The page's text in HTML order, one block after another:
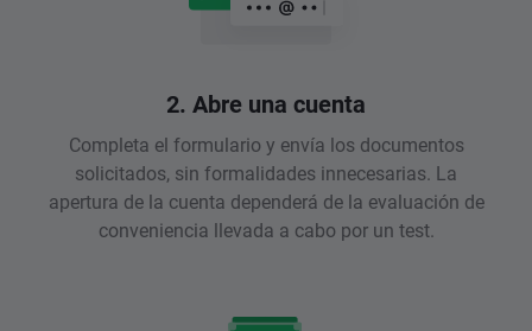
2. Abre una cuenta
Completa el formulario y envía los documentos
solicitados, sin formalidades innecesarias. La
apertura de la cuenta dependerá de la evaluación de
conveniencia llevada a cabo por un test.